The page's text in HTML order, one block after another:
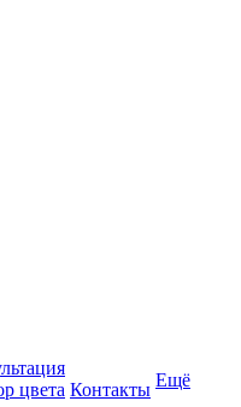
цвета Контакты Ещё